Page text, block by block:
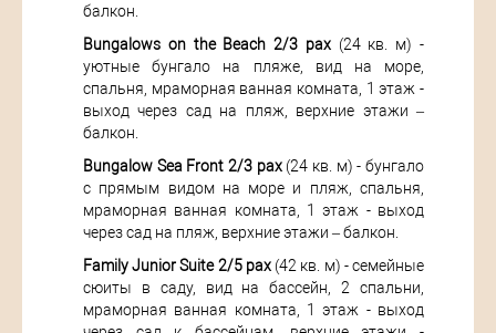
балкон.
Bungalows on the Beach 2/3 pax(24 кв. м) -
уютные бунгало на пляже, вид на море,
спальня, мраморная ванная комната, 1 этаж -
выход через сад на пляж, верхние этажи –
балкон.
Bungalow Sea Front 2/3 pax(24 кв. м) - бунгало
с прямым видом на море и пляж, спальня,
мраморная ванная комната, 1 этаж - выход
через сад на пляж, верхние этажи – балкон.
Family Junior Suite 2/5 pax(42 кв. м) - семейные
сюиты в саду, вид на бассейн, 2 спальни,
мраморная ванная комната, 1 этаж - выход